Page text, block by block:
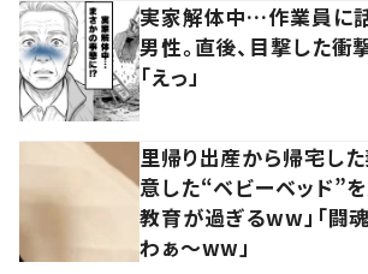
実家解体中…作業員に
男性。直後、目撃した
「えっ」
里帰り出産から帰宅し
意した“ベビーベッド”
教育が過ぎるww」「闘
わぁ～ww」